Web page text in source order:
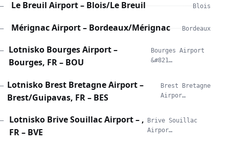
— Le Breuil Airport – Blois/Le Breuil Blois
— Mérignac Airport – Bordeaux/Mérignac Bordeaux
—
Lotnisko Bourges Airport –
Bourges, FR – BOU
Bourges Airport
&#821…
— Lotnisko Brest Bretagne Airport –
Brest/Guipavas, FR – BES
Brest Bretagne
Airpor…
—
Lotnisko Brive Souillac Airport – ,
FR – BVE
Brive Souillac
Airpor…